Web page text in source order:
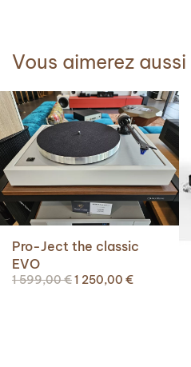
Vous aimerez aussi
Pro-Ject the classic
EVO
1 599,00€Le
1 250,00 €Le